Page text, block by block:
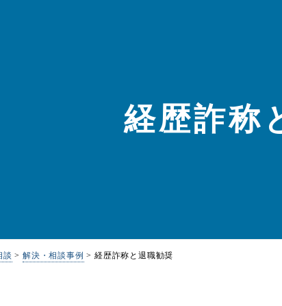
経歴詐称
談 >解決・相談事例 >経歴詐称と退職勧奨